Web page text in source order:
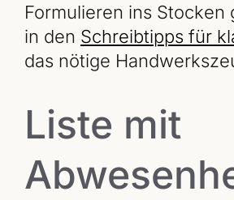
Formulieren ins Stocken
in den Schreibtipps für
das nötige
Liste mit